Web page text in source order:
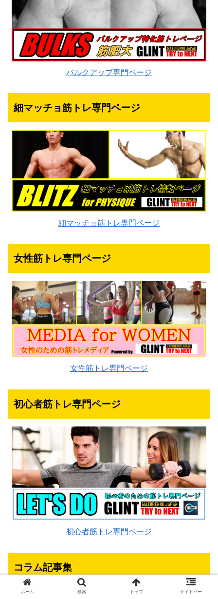
バルクアップ専門ページ
細マッチョ筋トレ専門ページ
細マッチョ筋トレ専門ページ
女性筋トレ専門ページ
女性筋トレ専門ページ
初心者筋トレ専門ページ
初心者筋トレ専門ページ
コラム記事集
ホーム 検索 トップ サイドバー